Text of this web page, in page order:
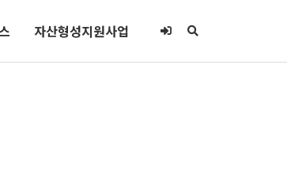
자산형성지원사업